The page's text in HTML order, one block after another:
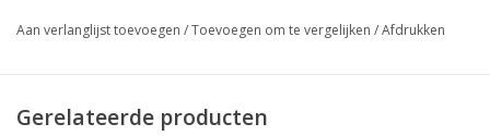
Aan verlanglijst toevoegen /Toevoegen om te vergelijken /Afdrukken
Gerelateerde producten